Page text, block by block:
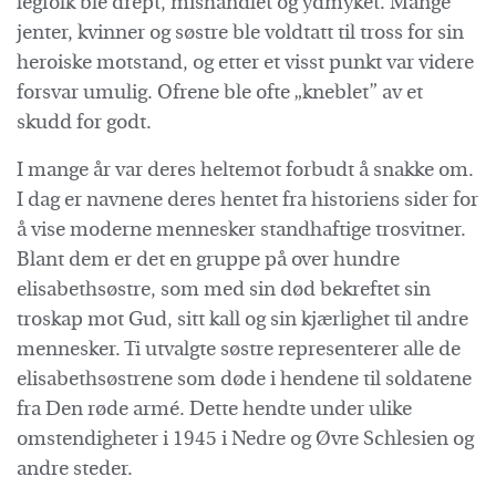
jenter, kvinner og søstre ble voldtatt til tross for sin
heroiske motstand, og etter et visst punkt var videre
forsvar umulig. Ofrene ble ofte „kneblet” av et
skudd for godt.
I mange år var deres heltemot forbudt å snakke om.
I dag er navnene deres hentet fra historiens sider for
å vise moderne mennesker standhaftige trosvitner.
Blant dem er det en gruppe på over hundre
elisabethsøstre, som med sin død bekreftet sin
troskap mot Gud, sitt kall og sin kjærlighet til andre
mennesker. Ti utvalgte søstre representerer alle de
elisabethsøstrene som døde i hendene til soldatene
fra Den røde armé. Dette hendte under ulike
omstendigheter i 1945 i Nedre og Øvre Schlesien og
andre steder.